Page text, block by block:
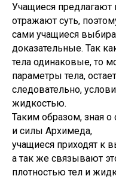
Учащиеся предлагают
отражают суть,
сами учащиеся
доказательные. Так
тела одинаковые, то
параметры тела,
следовательно,
жидкостью.
Таким образом, зная
и силы Архимеда,
учащиеся приходят к
а так же связывают
плотностью тел и